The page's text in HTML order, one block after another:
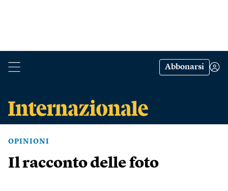
Abbonarsi
OPINIONI
Il racconto delle foto